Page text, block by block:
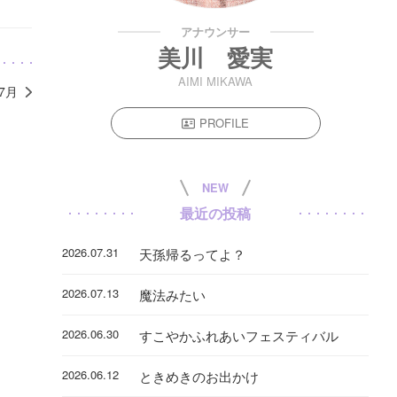
月
アナウンサー
美川 愛実
AIMI MIKAWA
PROFILE
NEW
最近の投稿
2026.07.31 天孫帰るってよ？
2026.07.13 魔法みたい
2026.06.30 すこやかふれあいフェスティバル
2026.06.12 ときめきのお出かけ